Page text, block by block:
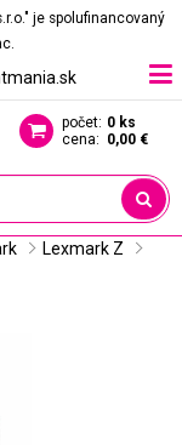
je spolufinancovaný
počet: 0 ks
cena: 0,00 €
Lexmark Z